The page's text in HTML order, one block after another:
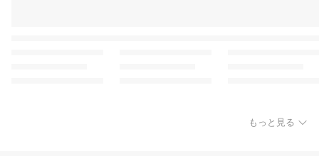
もっと見る